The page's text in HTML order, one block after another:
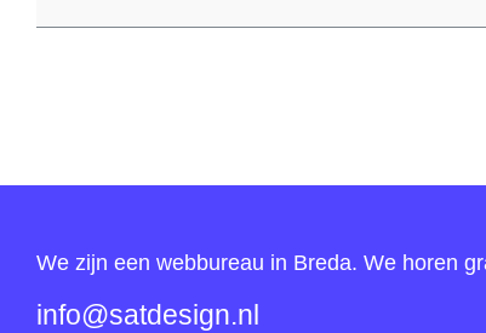
We zijn een webbureau in Breda. We horen
info@satdesign.nl